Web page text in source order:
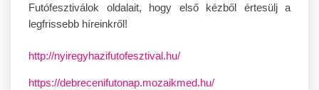
Futófesztiválok oldalait, hogy első kézből értesülj a
legfrissebb híreinkről!
http://nyiregyhazifutofesztival.hu/
https://debrecenifutonap.mozaikmed.hu/